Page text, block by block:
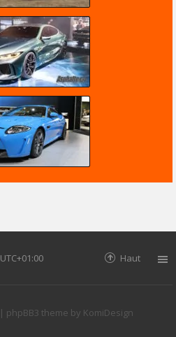
UTC+01:00 Haut
| phpBB3 theme by KomiDesign